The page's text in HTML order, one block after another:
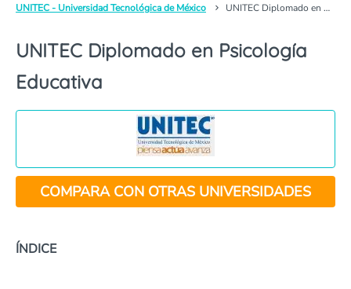
UNITEC - Universidad Tecnológica de México UNITEC Diplomado en Psicología Educativa
UNITEC Diplomado en Psicología
Educativa
COMPARA CON OTRAS UNIVERSIDADES
ÍNDICE